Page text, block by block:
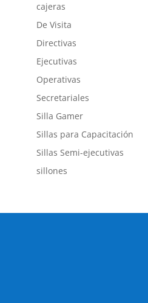
cajeras
De Visita
Directivas
Ejecutivas
Operativas
Secretariales
Silla Gamer
Sillas para Capacitación
Sillas Semi-ejecutivas
sillones